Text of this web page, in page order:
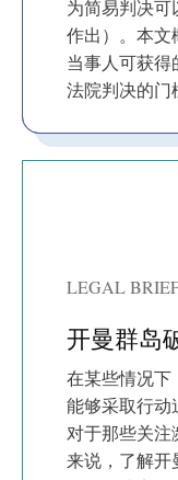
为简易判决可
作出）。本文
当事人可获得
法院判决的门
LEGAL
开曼群岛
在某些情况下
能够采取行动
对于那些关注
来说，了解开